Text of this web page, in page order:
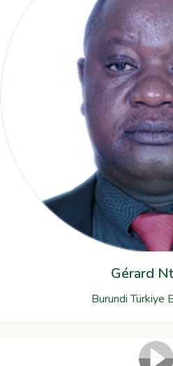
Gérard
Burundi Türkiye